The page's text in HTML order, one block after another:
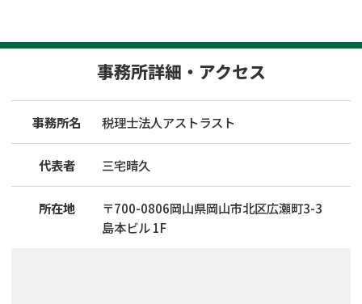
事務所詳細・アクセス
事務所名 税理士法人アストラスト
代表者 三宅晴久
所在地 〒700-0806岡山県岡山市北区広瀬町3-3
島本ビル 1F